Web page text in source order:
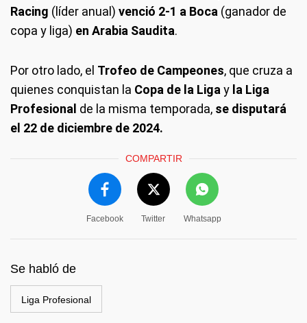
Racing (líder anual) venció 2-1 a Boca (ganador de
copa y liga) en Arabia Saudita.
Por otro lado, el Trofeo de Campeones, que cruza a
quienes conquistan la Copa de la Liga y la Liga
Profesional de la misma temporada, se disputará
el 22 de diciembre de 2024.
COMPARTIR
Facebook Twitter Whatsapp
Se habló de
Liga Profesional